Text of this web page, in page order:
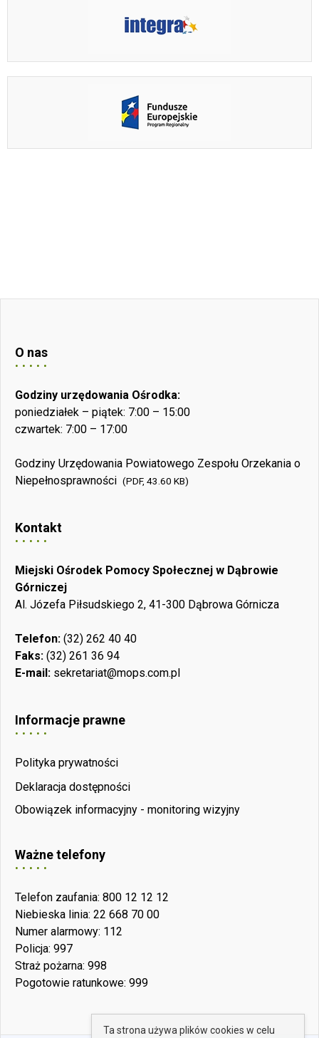
O nas
Godziny urzędowania Ośrodka:
poniedziałek – piątek: 7:00 – 15:00
czwartek: 7:00 – 17:00
Godziny Urzędowania Powiatowego Zespołu Orzekania o
Niepełnosprawności (PDF, 43.60 KB)
Kontakt
Miejski Ośrodek Pomocy Społecznej w Dąbrowie
Górniczej
Al. Józefa Piłsudskiego 2, 41-300 Dąbrowa Górnicza
Telefon: (32) 262 40 40
Faks: (32) 261 36 94
E-mail: sekretariat@mops.com.pl
Informacje prawne
Polityka prywatności
Deklaracja dostępności
Obowiązek informacyjny - monitoring wizyjny
Ważne telefony
Telefon zaufania: 800 12 12 12
Niebieska linia: 22 668 70 00
Numer alarmowy: 112
Policja: 997
Straż pożarna: 998
Pogotowie ratunkowe: 999
Ta strona używa plików cookies w celu